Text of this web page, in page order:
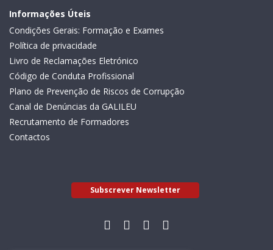
Informações Úteis
Condições Gerais: Formação e Exames
Política de privacidade
Livro de Reclamações Eletrónico
Código de Conduta Profissional
Plano de Prevenção de Riscos de Corrupção
Canal de Denúncias da GALILEU
Recrutamento de Formadores
Contactos
Subscrever Newsletter